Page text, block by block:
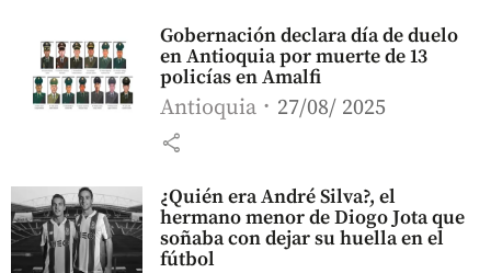
Gobernación declara día de duelo
en Antioquia por muerte de 13
policías en Amalfi
Antioquia 27/08/ 2025
share
¿Quién era André Silva?, el
hermano menor de Diogo Jota que
soñaba con dejar su huella en el
fútbol